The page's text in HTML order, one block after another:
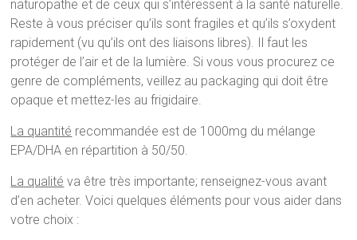
naturopathe et de ceux qui s’intéressent à la santé naturelle.
Reste à vous préciser qu’ils sont fragiles et qu’ils s’oxydent
rapidement (vu qu’ils ont des liaisons libres). Il faut les
protéger de l’air et de la lumière. Si vous vous procurez ce
genre de compléments, veillez au packaging qui doit être
opaque et mettez-les au frigidaire.
La quantité recommandée est de 1000mg du mélange
EPA/DHA en répartition à 50/50.
La qualité va être très importante; renseignez-vous avant
d’en acheter. Voici quelques éléments pour vous aider dans
votre choix :